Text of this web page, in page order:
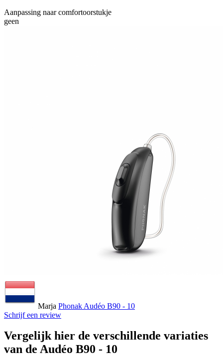
Aanpassing naar comfortoorstukje
geen
Marja Phonak Audéo B90 - 10
Schrijf een review
Vergelijk hier de verschillende variaties
van de Audéo B90 - 10